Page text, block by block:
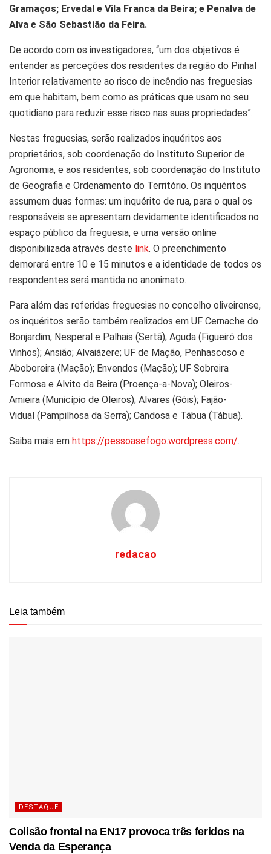
Gramaços; Ervedal e Vila Franca da Beira; e Penalva de
Alva e São Sebastião da Feira.
De acordo com os investigadores, “um dos objetivos é
entender as perceções dos residentes da região do Pinhal
Interior relativamente ao risco de incêndio nas freguesias
em que habitam, bem como as práticas que usam no seu
quotidiano para reduzir esse risco nas suas propriedades”.
Nestas freguesias, serão realizados inquéritos aos
proprietários, sob coordenação do Instituto Superior de
Agronomia, e aos residentes, sob coordenação do Instituto
de Geografia e Ordenamento do Território. Os inquéritos
assumem duas formas: um inquérito de rua, para o qual os
responsáveis se apresentam devidamente identificados no
espaço público da freguesia, e uma versão online
disponibilizada através deste link. O preenchimento
demorará entre 10 e 15 minutos e a identidade de todos os
respondentes será mantida no anonimato.
Para além das referidas freguesias no concelho oliveirense,
os inquéritos serão também realizados em UF Cernache do
Bonjardim, Nesperal e Palhais (Sertã); Aguda (Figueiró dos
Vinhos); Ansião; Alvaiázere; UF de Mação, Penhascoso e
Aboboreira (Mação); Envendos (Mação); UF Sobreira
Formosa e Alvito da Beira (Proença-a-Nova); Oleiros-
Amieira (Município de Oleiros); Alvares (Góis); Fajão-
Vidual (Pampilhosa da Serra); Candosa e Tábua (Tábua).
Saiba mais em https://pessoasefogo.wordpress.com/.
redacao
Leia também
DESTAQUE
Colisão frontal na EN17 provoca três feridos na
Venda da Esperança